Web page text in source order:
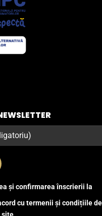
și confirmarea înscrierii la
cu termenii și condițiile de